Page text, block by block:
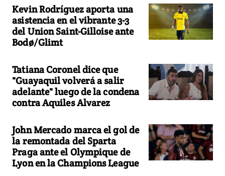
Kevin Rodríguez aporta una
asistencia en el vibrante 3-3
del Union Saint-Gilloise ante
Bodø/Glimt
Tatiana Coronel dice que
"Guayaquil volverá a salir
adelante" luego de la condena
contra Aquiles Alvarez
John Mercado marca el gol de
la remontada del Sparta
Praga ante el Olympique de
Lyon en la Champions League